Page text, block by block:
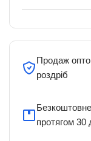
Продаж
роздріб
протягом 30